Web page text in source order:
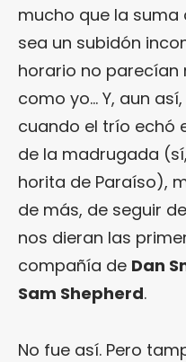
mucho que la
sea un subidón
horario no parecían
como yo… Y, aun
cuando el trío echó
de la madrugada
horita de Paraíso),
de más, de seguir
nos dieran las
compañía de Dan
Sam Shepherd.
No fue así. Pero